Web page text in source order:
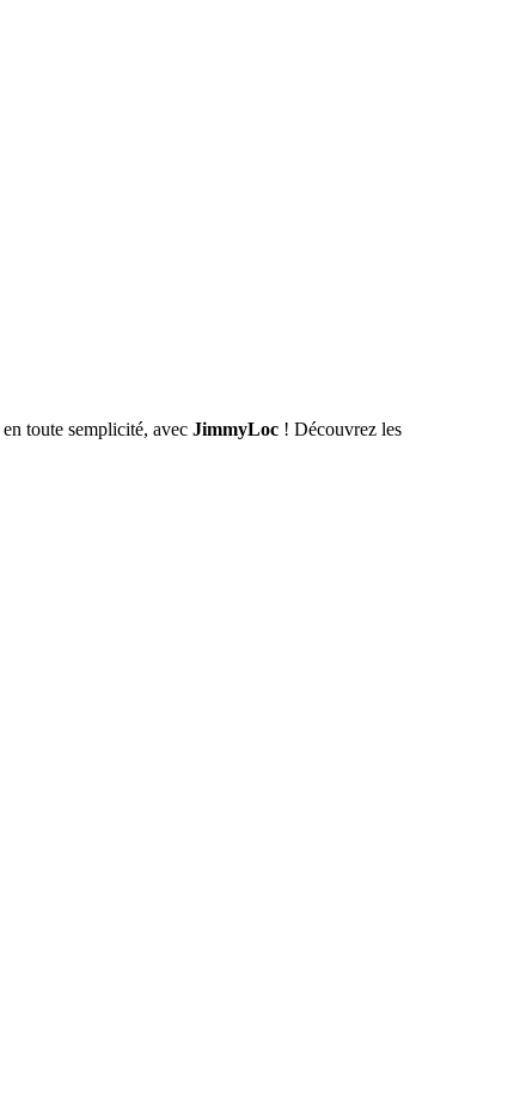
en toute semplicité, avecJimmyLoc ! Découvrez les